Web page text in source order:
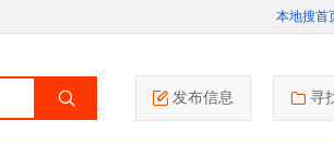
本地搜首
发布信息 寻